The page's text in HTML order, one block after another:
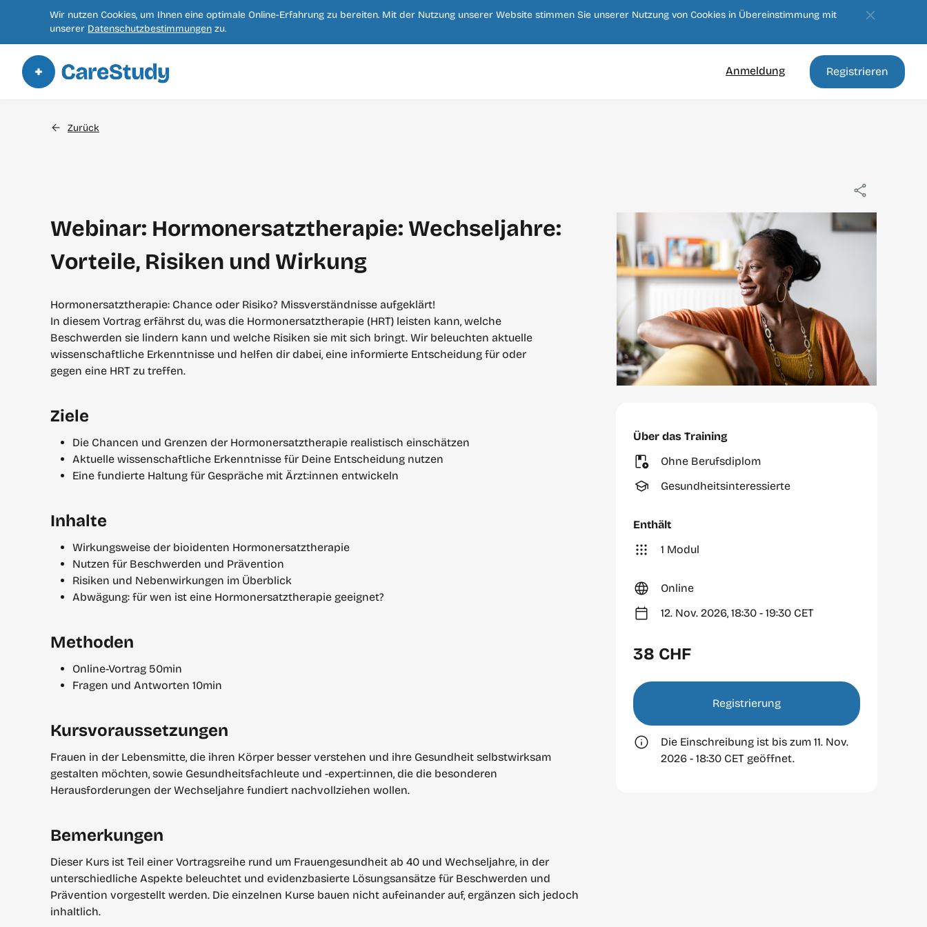
Zum
springen
Wir nutzen Cookies, um Ihnen eine optimale Online-Erfahrung zu bereiten. Mit der Nutzung unserer Website stimmen Sie unserer Nutzung von Cookies in Übereinstimmung mit
unserer Datenschutzbestimmungen zu.
Anmeldung Registrieren
Zurück
Webinar: Hormonersatztherapie: Wechseljahre:
Vorteile, Risiken und Wirkung
Hormonersatztherapie: Chance oder Risiko? Missverständnisse aufgeklärt!
In diesem Vortrag erfährst du, was die Hormonersatztherapie (HRT) leisten kann, welche
Beschwerden sie lindern kann und welche Risiken sie mit sich bringt. Wir beleuchten aktuelle
wissenschaftliche Erkenntnisse und helfen dir dabei, eine informierte Entscheidung für oder
gegen eine HRT zu treffen.
Ziele
Die Chancen und Grenzen der Hormonersatztherapie realistisch einschätzen
Aktuelle wissenschaftliche Erkenntnisse für Deine Entscheidung nutzen
Eine fundierte Haltung für Gespräche mit Ärzt:innen entwickeln
Inhalte
Wirkungsweise der bioidenten Hormonersatztherapie
Nutzen für Beschwerden und Prävention
Risiken und Nebenwirkungen im Überblick
Abwägung: für wen ist eine Hormonersatztherapie geeignet?
Methoden
Online-Vortrag 50min
Fragen und Antworten 10min
Kursvoraussetzungen
Frauen in der Lebensmitte, die ihren Körper besser verstehen und ihre Gesundheit selbstwirksam
gestalten möchten, sowie Gesundheitsfachleute und -expert:innen, die die besonderen
Herausforderungen der Wechseljahre fundiert nachvollziehen wollen.
Bemerkungen
Dieser Kurs ist Teil einer Vortragsreihe rund um Frauengesundheit ab 40 und Wechseljahre, in der
unterschiedliche Aspekte beleuchtet und evidenzbasierte Lösungsansätze für Beschwerden und
Prävention vorgestellt werden. Die einzelnen Kurse bauen nicht aufeinander auf, ergänzen sich jedoch
inhaltlich.
Über das Training
Ohne Berufsdiplom
Gesundheitsinteressierte
Enthält
1 Modul
Online
12. Nov. 2026, 18:30 - 19:30 CET
38 CHF
Registrierung
Die Einschreibung ist bis zum 11. Nov.
2026 - 18:30 CET geöffnet.